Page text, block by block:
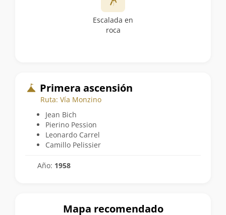
Escalada en
roca
Primera ascensión
Ruta: Vía Monzino
Jean Bich
Pierino Pession
Leonardo Carrel
Camillo Pelissier
Año: 1958
Mapa recomendado